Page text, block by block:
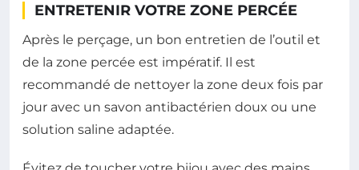
ENTRETENIR VOTRE ZONE PERCÉE
Après le perçage, un bon entretien de l’outil et
de la zone percée est impératif. Il est
recommandé de nettoyer la zone deux fois par
jour avec un savon antibactérien doux ou une
solution saline adaptée.